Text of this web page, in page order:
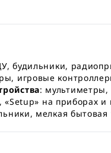
будильники,
игровые
: мультиметры,
«Setup» на приборах и
мелкая бытовая